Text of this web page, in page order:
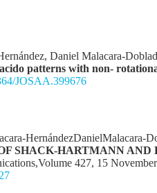
Daniel Malacara-
patterns with non-
JOSAA.399676
HernándezDanielMalacara-
SHACK-HARTMANN
427, 15